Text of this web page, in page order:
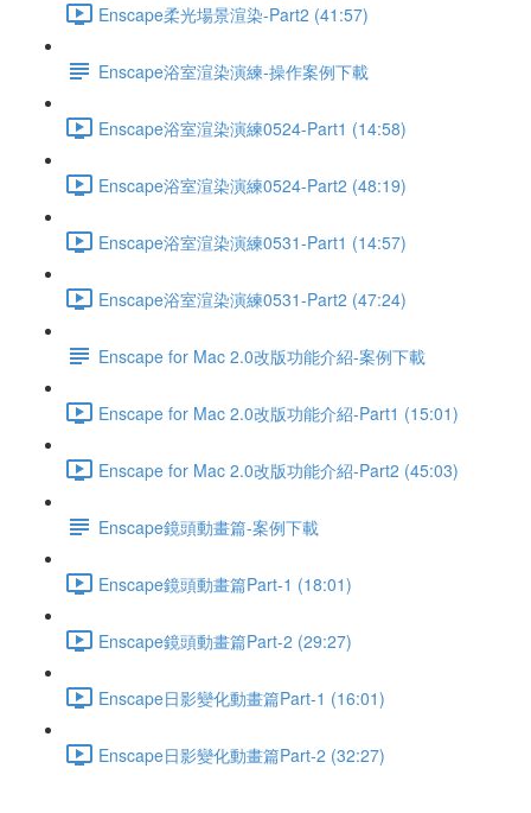
Enscape柔光場景渲染-Part2 (41:57)
Enscape浴室渲染演練-操作案例下載
Enscape浴室渲染演練0524-Part1 (14:58)
Enscape浴室渲染演練0524-Part2 (48:19)
Enscape浴室渲染演練0531-Part1 (14:57)
Enscape浴室渲染演練0531-Part2 (47:24)
Enscape for Mac 2.0改版功能介紹-案例下載
Enscape for Mac 2.0改版功能介紹-Part1 (15:01)
Enscape for Mac 2.0改版功能介紹-Part2 (45:03)
Enscape鏡頭動畫篇-案例下載
Enscape鏡頭動畫篇Part-1 (18:01)
Enscape鏡頭動畫篇Part-2 (29:27)
Enscape日影變化動畫篇Part-1 (16:01)
Enscape日影變化動畫篇Part-2 (32:27)